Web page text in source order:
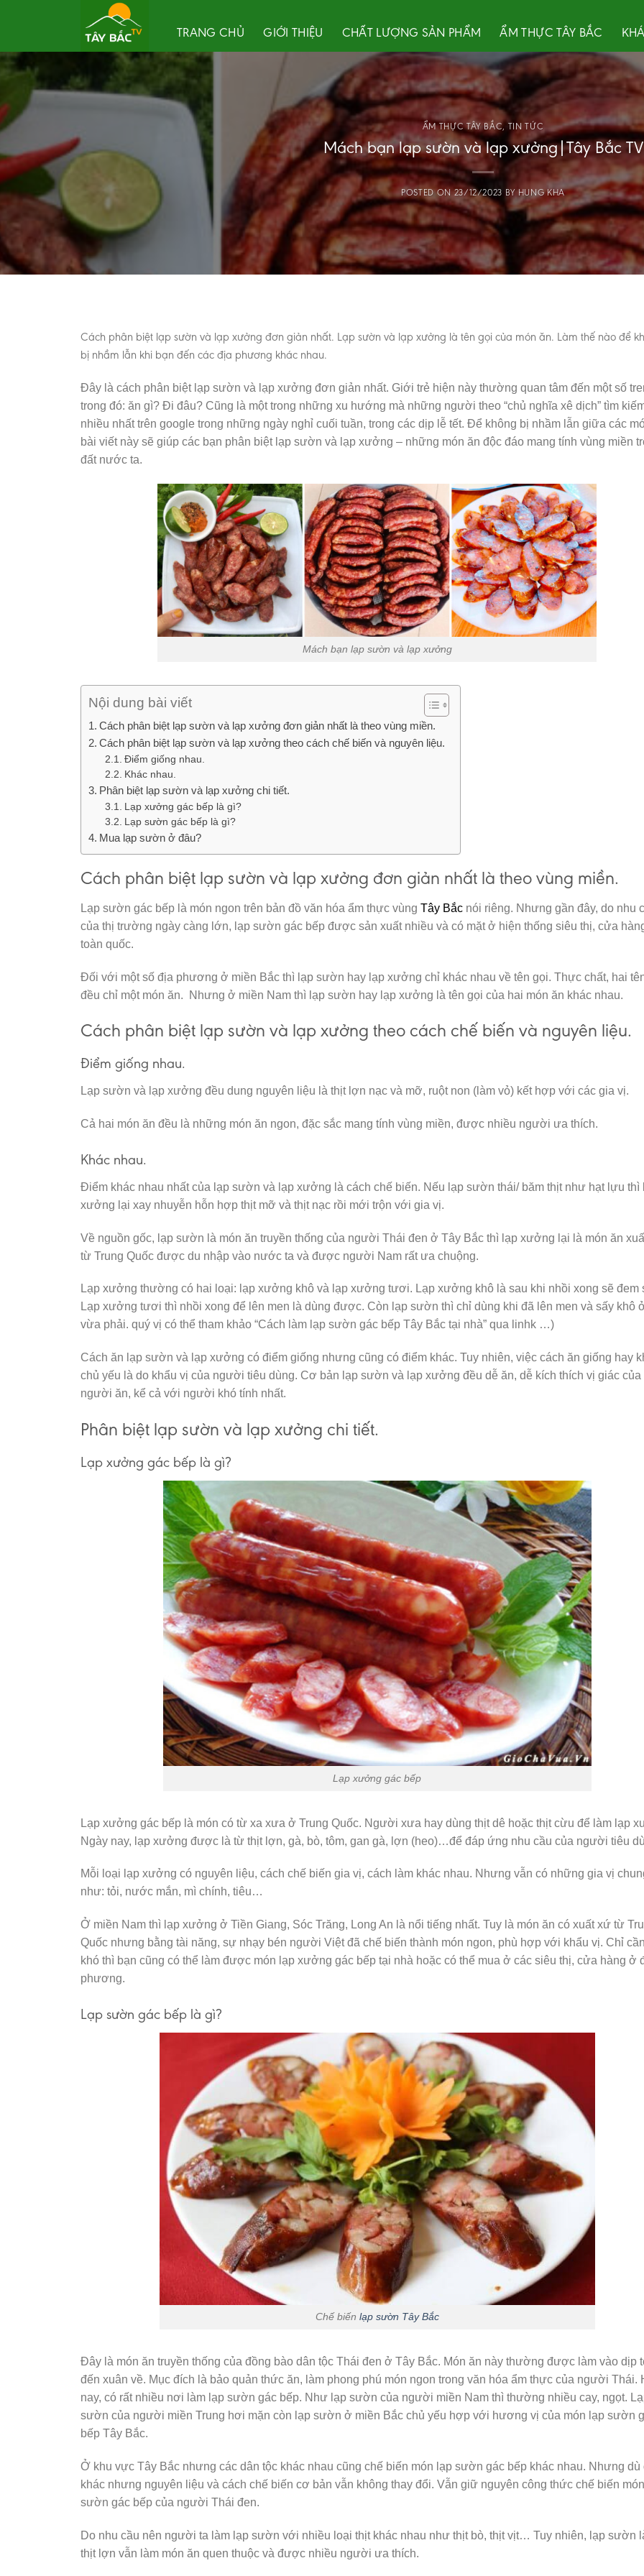
TRANG CHỦ GIỚI THIỆU CHẤT LƯỢNG SẢN PHẨM ẨM THỰC TÂY BẮC
ẨM THỰC TÂY BẮC,TIN TỨC
Mách bạn lạp sườn và lạp xưởng|Tây Bắc TV
POSTED ON23/12/2023 BYHUNG KHA
Cách phân biệt lạp sườn và lạp xưởng đơn giản nhất. Lạp sườn và lạp xưởng là tên gọi của món ăn. Làm thế nào để
bị nhầm lẫn khi bạn đến các địa phương khác nhau.
Đây là cách phân biệt lạp sườn và lạp xưởng đơn giản nhất. Giới trẻ hiện này thường quan tâm đến một số
trong đó: ăn gì? Đi đâu? Cũng là một trong những xu hướng mà những người theo “chủ nghĩa xê dịch” tìm
nhiều nhất trên google trong những ngày nghỉ cuối tuần, trong các dịp lễ tết. Để không bị nhầm lẫn giữa các
bài viết này sẽ giúp các bạn phân biệt lạp sườn và lạp xưởng – những món ăn độc đáo mang tính vùng miền
đất nước ta.
Mách bạn lạp sườn và lạp xưởng
Nội dung bài viết
Cách phân biệt lạp sườn và lạp xưởng đơn giản nhất là theo vùng miền.
Cách phân biệt lạp sườn và lạp xưởng theo cách chế biến và nguyên liệu.
Điểm giống nhau.
Khác nhau.
Phân biệt lạp sườn và lạp xưởng chi tiết.
Lạp xưởng gác bếp là gì?
Lạp sườn gác bếp là gì?
Mua lạp sườn ở đâu?
Cách phân biệt lạp sườn và lạp xưởng đơn giản nhất là theo vùng miền.
Lạp sườn gác bếp là món ngon trên bản đồ văn hóa ẩm thực vùng Tây Bắc nói riêng. Nhưng gần đây, do nhu
của thị trường ngày càng lớn, lạp sườn gác bếp được sản xuất nhiều và có mặt ở hiện thống siêu thị, cửa
toàn quốc.
Đối với một số địa phương ở miền Bắc thì lạp sườn hay lạp xưởng chỉ khác nhau về tên gọi. Thực chất, hai
đều chỉ một món ăn. Nhưng ở miền Nam thì lạp sườn hay lạp xưởng là tên gọi của hai món ăn khác nhau.
Cách phân biệt lạp sườn và lạp xưởng theo cách chế biến và nguyên liệu.
Điểm giống nhau.
Lạp sườn và lạp xưởng đều dung nguyên liệu là thịt lợn nạc và mỡ, ruột non (làm vỏ) kết hợp với các gia vị.
Cả hai món ăn đều là những món ăn ngon, đặc sắc mang tính vùng miền, được nhiều người ưa thích.
Khác nhau.
Điểm khác nhau nhất của lạp sườn và lạp xưởng là cách chế biến. Nếu lạp sườn thái/ băm thịt như hạt lựu thì
xưởng lại xay nhuyễn hỗn hợp thịt mỡ và thịt nạc rồi mới trộn với gia vị.
Về nguồn gốc, lạp sườn là món ăn truyền thống của người Thái đen ở Tây Bắc thì lạp xưởng lại là món ăn
từ Trung Quốc được du nhập vào nước ta và được người Nam rất ưa chuộng.
Lạp xưởng thường có hai loại: lạp xưởng khô và lạp xưởng tươi. Lạp xưởng khô là sau khi nhồi xong sẽ đem
Lạp xưởng tươi thì nhồi xong để lên men là dùng được. Còn lạp sườn thì chỉ dùng khi đã lên men và sấy khô
vừa phải. quý vị có thể tham khảo “Cách làm lạp sườn gác bếp Tây Bắc tại nhà” qua linhk …)
Cách ăn lạp sườn và lạp xưởng có điểm giống nhưng cũng có điểm khác. Tuy nhiên, việc cách ăn giống hay
chủ yếu là do khẩu vị của người tiêu dùng. Cơ bản lạp sườn và lạp xưởng đều dễ ăn, dễ kích thích vị giác của
người ăn, kể cả với người khó tính nhất.
Phân biệt lạp sườn và lạp xưởng chi tiết.
Lạp xưởng gác bếp là gì?
Lạp xưởng gác bếp
Lạp xưởng gác bếp là món có từ xa xưa ở Trung Quốc. Người xưa hay dùng thịt dê hoặc thịt cừu để làm lạp
Ngày nay, lạp xưởng được là từ thịt lợn, gà, bò, tôm, gan gà, lợn (heo)…để đáp ứng nhu cầu của người tiêu
Mỗi loại lạp xưởng có nguyên liệu, cách chế biến gia vị, cách làm khác nhau. Nhưng vẫn có những gia vị
như: tỏi, nước mắn, mì chính, tiêu…
Ở miền Nam thì lạp xưởng ở Tiền Giang, Sóc Trăng, Long An là nổi tiếng nhất. Tuy là món ăn có xuất xứ từ
Quốc nhưng bằng tài năng, sự nhạy bén người Việt đã chế biến thành món ngon, phù hợp với khẩu vị. Chỉ
khó thì bạn cũng có thể làm được món lạp xưởng gác bếp tại nhà hoặc có thể mua ở các siêu thị, cửa hàng ở
phương.
Lạp sườn gác bếp là gì?
Chế biến lạp sườn Tây Bắc
Đây là món ăn truyền thống của đồng bào dân tộc Thái đen ở Tây Bắc. Món ăn này thường được làm vào dịp
đến xuân về. Mục đích là bảo quản thức ăn, làm phong phú món ngon trong văn hóa ẩm thực của người Thái.
nay, có rất nhiều nơi làm lạp sườn gác bếp. Như lạp sườn của người miền Nam thì thường nhiều cay, ngọt.
sườn của người miền Trung hơi mặn còn lạp sườn ở miền Bắc chủ yếu hợp với hương vị của món lạp sườn
bếp Tây Bắc.
Ở khu vực Tây Bắc nhưng các dân tộc khác nhau cũng chế biến món lạp sườn gác bếp khác nhau. Nhưng dù
khác nhưng nguyên liệu và cách chế biến cơ bản vẫn không thay đổi. Vẫn giữ nguyên công thức chế biến
sườn gác bếp của người Thái đen.
Do nhu cầu nên người ta làm lạp sườn với nhiều loại thịt khác nhau như thịt bò, thịt vịt… Tuy nhiên, lạp sườn
thịt lợn vẫn làm món ăn quen thuộc và được nhiều người ưa thích.